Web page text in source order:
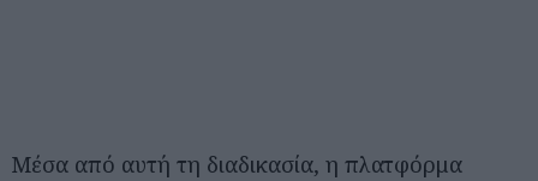
Μέσα από αυτή τη διαδικασία, η πλατφόρμα